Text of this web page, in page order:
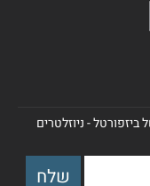
- ניוזלטרים